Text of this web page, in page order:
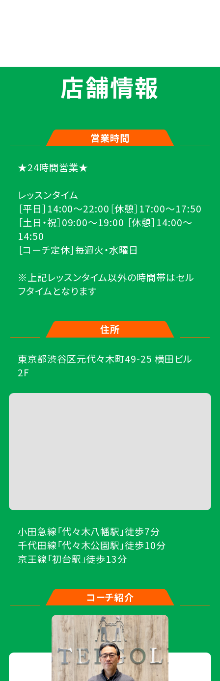
店舗情報
営業時間
★24時間営業★
レッスンタイム
［平日］14:00～22:00［休憩］17:00～17:50
［土日・祝］09:00～19:00 ［休憩］14:00～
14:50
［コーチ定休］毎週火・水曜日
※上記レッスンタイム以外の時間帯はセル
フタイムとなります
住所
東京都渋谷区元代々木町49-25 横田ビル
2F
小田急線「代々木八幡駅」徒歩7分
千代田線「代々木公園駅」徒歩10分
京王線「初台駅」徒歩13分
コーチ紹介